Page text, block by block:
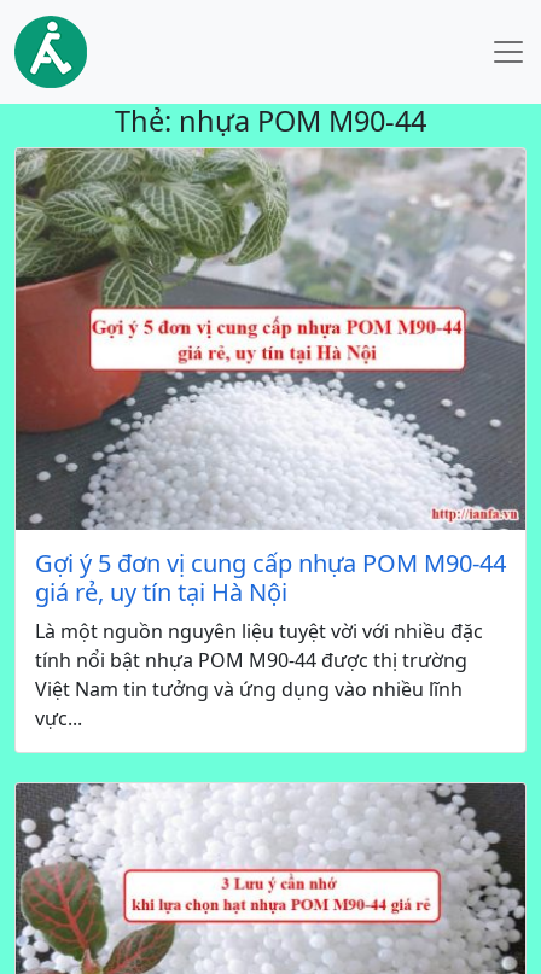
Thẻ: nhựa POM M90-44
Gợi ý 5 đơn vị cung cấp nhựa POM M90-44
giá rẻ, uy tín tại Hà Nội
Là một nguồn nguyên liệu tuyệt vời với nhiều đặc
tính nổi bật nhựa POM M90-44 được thị trường
Việt Nam tin tưởng và ứng dụng vào nhiều lĩnh
vực...